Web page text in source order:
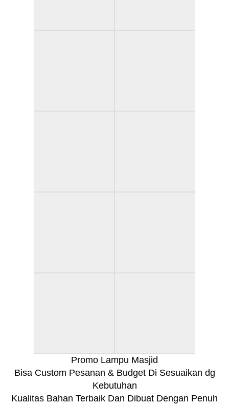
Promo Lampu Masjid
Bisa Custom Pesanan & Budget Di Sesuaikan dg
Kebutuhan
Kualitas Bahan Terbaik Dan Dibuat Dengan Penuh